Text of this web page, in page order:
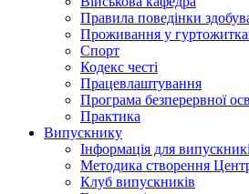
Правила поведінки
Проживання у
Спорт
Кодекс честі
Працевлаштування
Програма безперервної
Практика
Випускнику
Інформація для
Методика створення
Клуб випускників